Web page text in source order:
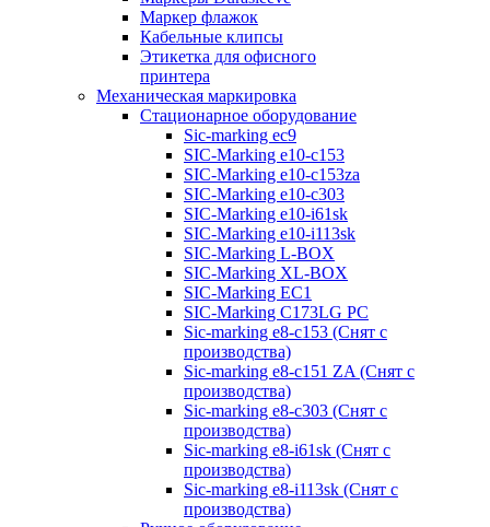
Маркер флажок
Кабельные клипсы
Этикетка для офисного
принтера
Механическая маркировка
Стационарное оборудование
Sic-marking ec9
SIC-Marking e10-c153
SIC-Marking e10-c153za
SIC-Marking e10-c303
SIC-Marking e10-i61sk
SIC-Marking e10-i113sk
SIC-Marking L-BOX
SIC-Marking XL-BOX
SIC-Marking EC1
SIC-Marking C173LG PC
Sic-marking e8-c153 (Снят с
производства)
Sic-marking e8-c151 ZA (Снят с
производства)
Sic-marking e8-c303 (Снят с
производства)
Sic-marking e8-i61sk (Снят с
производства)
Sic-marking e8-i113sk (Снят с
производства)